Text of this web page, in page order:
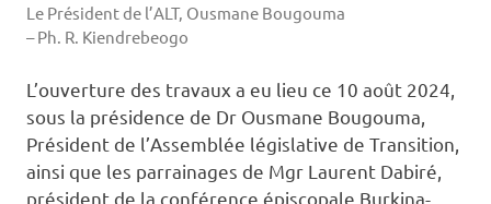
Le Président de l’ALT, Ousmane Bougouma
– Ph. R. Kiendrebeogo
L’ouverture des travaux a eu lieu ce 10 août 2024,
sous la présidence de Dr Ousmane Bougouma,
Président de l’Assemblée législative de Transition,
ainsi que les parrainages de Mgr Laurent Dabiré,
président de la conférence épiscopale Burkina-